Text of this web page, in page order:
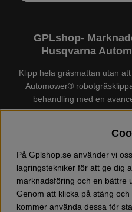
GPLshop-
Husqvarna
Klipp hela gräsmattan utan
Automower®
behandling med en
Husqvarna. Det finns en
marknadens största urval
Husqvarna Automower®
Husqvarna skog och
motorsågskläder och skor,
jordfräs, lövblås,
kapmaskin, yxa, leksaker,
På Gplshop.se använder vi
lagringstekniker för att ge dig
marknadsföring och en bättre
Genom att klicka på stäng
kommer använda dessa för